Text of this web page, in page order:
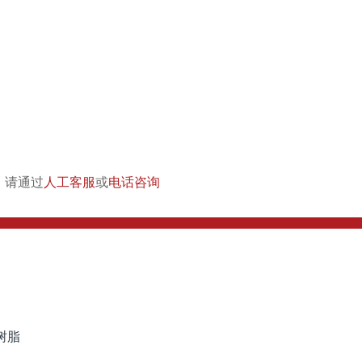
请通过 人工客服或电话咨询
脂